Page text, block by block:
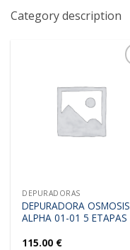
Category description
DEPURADORAS
DEPURADORA OSMOSIS
ALPHA 01-01 5 ETAPAS
115.00 €